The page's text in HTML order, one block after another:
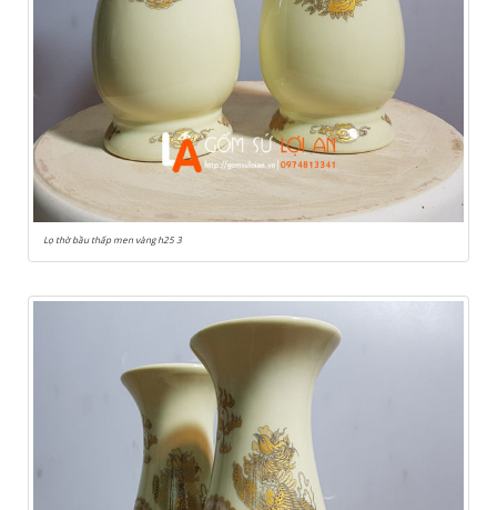
Lọ thờ bầu thấp men vàng h25 3